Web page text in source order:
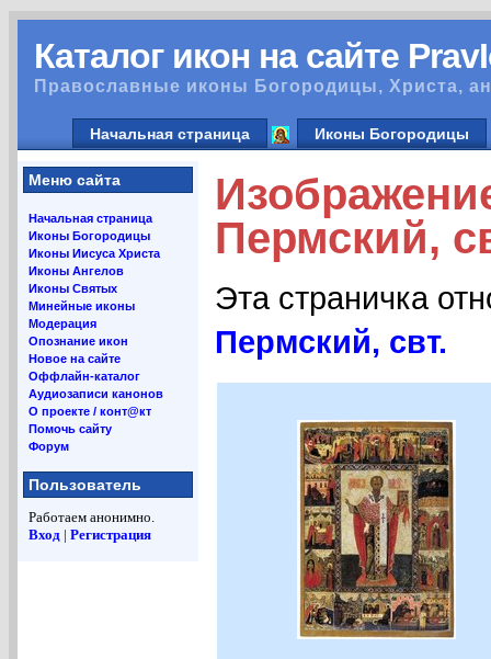
Каталог икон на сайте
Православные иконы Богородицы, Христа,
Начальная страница Иконы Богородицы
Меню сайта
Начальная страница
Иконы Богородицы
Иконы Иисуса Христа
Иконы Ангелов
Иконы Святых
Минейные иконы
Модерация
Опознание икон
Новое на сайте
Оффлайн-каталог
Аудиозаписи канонов
О проекте / конт@кт
Помочь сайту
Форум
Пользователь
Работаем анонимно.
Вход | Регистрация
Пермский,
Эта страничка
Пермский, свт.